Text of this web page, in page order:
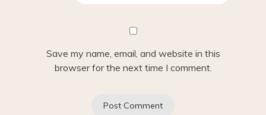
Save my name, email, and website in this
browser for the next time I comment.